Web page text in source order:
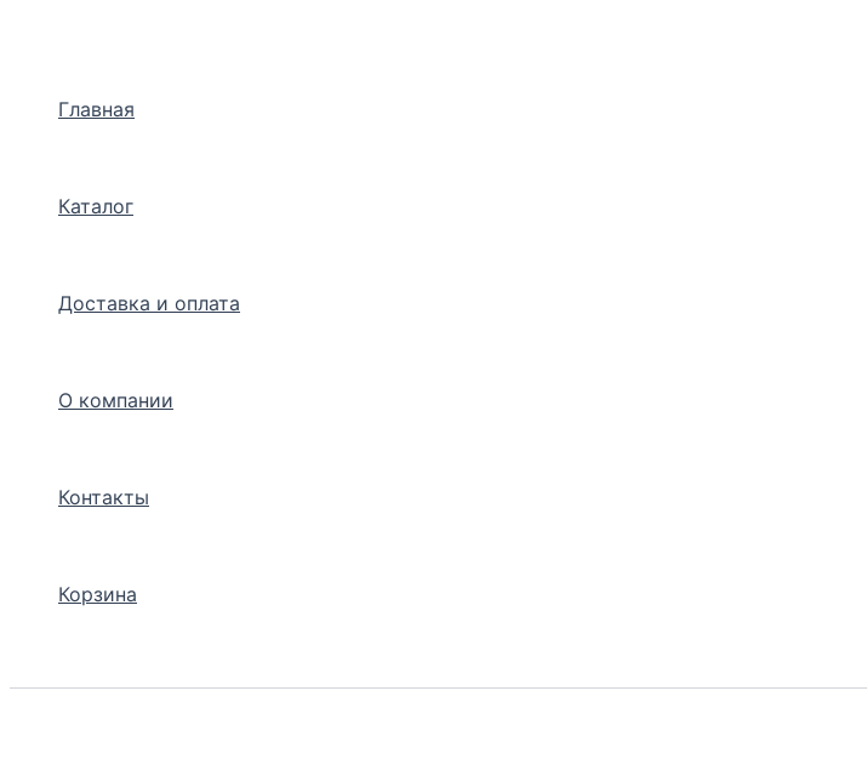
Главная
Каталог
Доставка и оплата
О компании
Контакты
Корзина